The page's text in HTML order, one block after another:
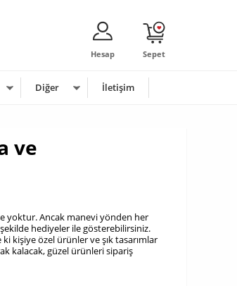
Sepet
Hesap
Diğer İletişim
ve
yoktur. Ancak manevi yönden her
hediyeler ile gösterebilirsiniz.
kişiye özel ürünler ve şık tasarımlar
kalacak, güzel ürünleri sipariş